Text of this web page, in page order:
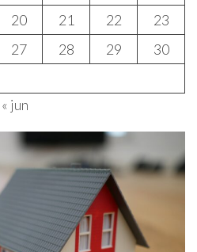
20 21 22
23
27 28 29
30
« jun